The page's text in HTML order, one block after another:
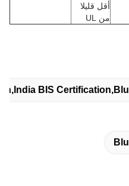
أقل قليلا
من UL
BIS